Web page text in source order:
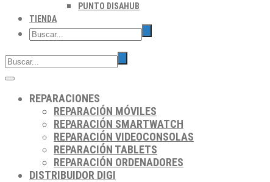
PUNTO DISAHUB
TIENDA
REPARACIONES
REPARACIÓN MÓVILES
REPARACIÓN SMARTWATCH
REPARACIÓN VIDEOCONSOLAS
REPARACIÓN TABLETS
REPARACIÓN ORDENADORES
DISTRIBUIDOR DIGI